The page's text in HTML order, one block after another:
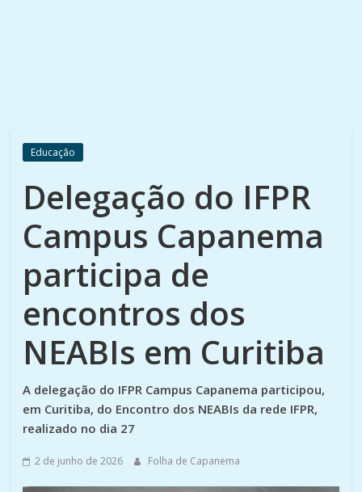
Educação
Delegação do IFPR
Campus Capanema
participa de
encontros dos
NEABIs em Curitiba
A delegação do IFPR Campus Capanema participou,
em Curitiba, do Encontro dos NEABIs da rede IFPR,
realizado no dia 27
2 de junho de 2026 Folha de Capanema